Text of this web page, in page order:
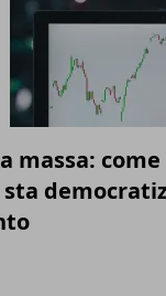
massa: